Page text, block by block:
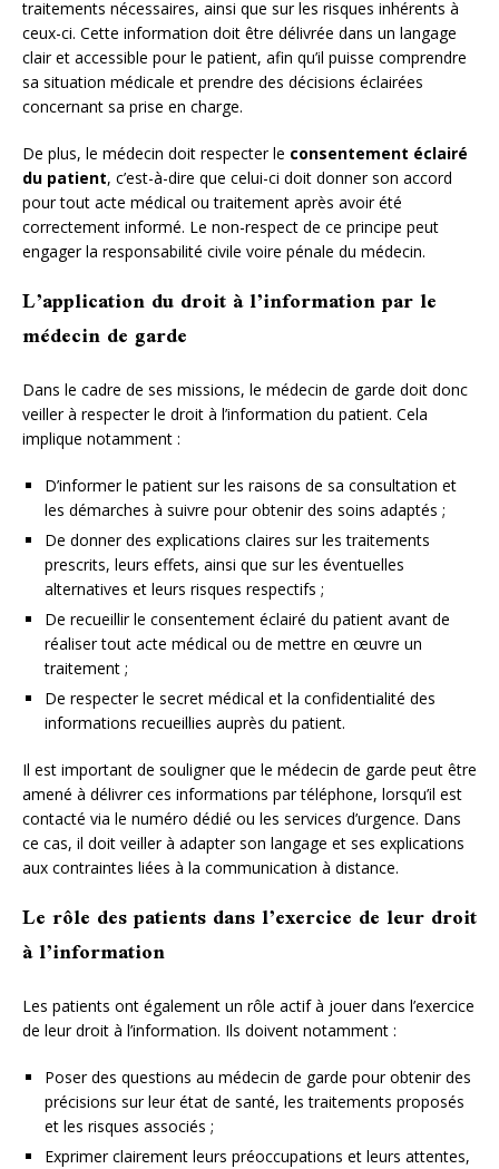
traitements nécessaires, ainsi que sur les risques inhérents à
ceux-ci. Cette information doit être délivrée dans un langage
clair et accessible pour le patient, afin qu’il puisse comprendre
sa situation médicale et prendre des décisions éclairées
concernant sa prise en charge.
De plus, le médecin doit respecter le consentement éclairé
du patient, c’est-à-dire que celui-ci doit donner son accord
pour tout acte médical ou traitement après avoir été
correctement informé. Le non-respect de ce principe peut
engager la responsabilité civile voire pénale du médecin.
L’application du droit à l’information par le
médecin de garde
Dans le cadre de ses missions, le médecin de garde doit donc
veiller à respecter le droit à l’information du patient. Cela
implique notamment :
D’informer le patient sur les raisons de sa consultation et
les démarches à suivre pour obtenir des soins adaptés ;
De donner des explications claires sur les traitements
prescrits, leurs effets, ainsi que sur les éventuelles
alternatives et leurs risques respectifs ;
De recueillir le consentement éclairé du patient avant de
réaliser tout acte médical ou de mettre en œuvre un
traitement ;
De respecter le secret médical et la confidentialité des
informations recueillies auprès du patient.
Il est important de souligner que le médecin de garde peut être
amené à délivrer ces informations par téléphone, lorsqu’il est
contacté via le numéro dédié ou les services d’urgence. Dans
ce cas, il doit veiller à adapter son langage et ses explications
aux contraintes liées à la communication à distance.
Le rôle des patients dans l’exercice de leur droit
à l’information
Les patients ont également un rôle actif à jouer dans l’exercice
de leur droit à l’information. Ils doivent notamment :
Poser des questions au médecin de garde pour obtenir des
précisions sur leur état de santé, les traitements proposés
et les risques associés ;
Exprimer clairement leurs préoccupations et leurs attentes,